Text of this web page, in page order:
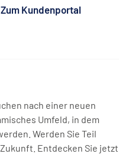
Zum Kundenportal
nach einer neuen
Umfeld, in dem
Werden Sie Teil
Entdecken Sie jetzt